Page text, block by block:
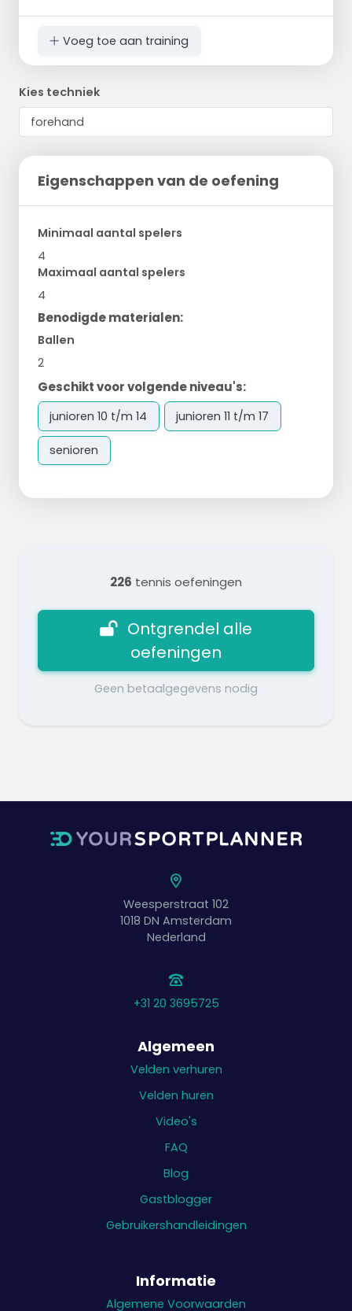
Voeg toe aan training
Kies techniek
Eigenschappen van de oefening
Minimaal aantal spelers
4
Maximaal aantal spelers
4
Benodigde materialen:
Ballen
2
Geschikt voor volgende niveau's:
junioren 10 t/m 14 junioren 11 t/m 17
senioren
226 tennis oefeningen
Ontgrendel alle
oefeningen
Geen betaalgegevens nodig
Weesperstraat 102
1018 DN Amsterdam
Nederland
+31 20 3695725
Algemeen
Velden verhuren
Velden huren
Video's
FAQ
Blog
Gastblogger
Gebruikershandleidingen
Informatie
Algemene Voorwaarden